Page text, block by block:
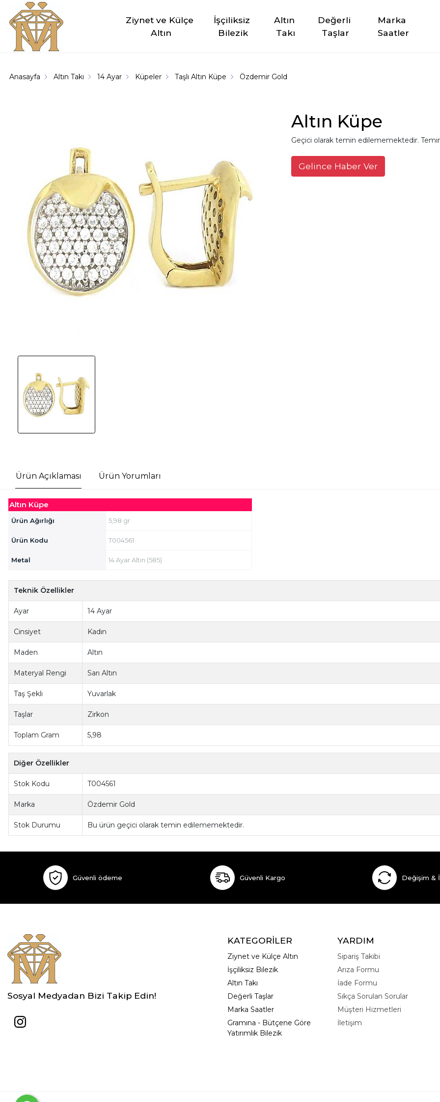
Ziynet ve Külçe
Altın
İşçiliksiz
Bilezik
Altın
Takı
Değerli
Taşlar
Marka
Saatler
Anasayfa Altın Takı 14 Ayar Küpeler Taşlı Altın Küpe Özdemir Gold
Altın Küpe
Geçici olarak temin edilememektedir.
Gelince Haber Ver
Ürün Açıklaması Ürün Yorumları
Altın Küpe
Ürün Ağırlığı 5,98 gr
Ürün Kodu T004561
Metal 14 Ayar Altın (585)
Teknik Özellikler
Ayar 14 Ayar
Cinsiyet Kadın
Maden Altın
Materyal Rengi Sarı Altın
Taş Şekli Yuvarlak
Taşlar Zirkon
Toplam Gram 5,98
Diğer Özellikler
Stok Kodu T004561
Marka Özdemir Gold
Stok Durumu Bu ürün geçici olarak temin edilememektedir.
Güvenli ödeme Güvenli Kargo Değişim &
Sosyal Medyadan Bizi Takip Edin!
KATEGORİLER
Ziynet ve Külçe Altın
İşçiliksiz Bilezik
Altın Takı
Değerli Taşlar
Marka Saatler
Gramına - Bütçene Göre
Yatırımlık Bilezik
YARDIM
Sipariş Takibi
Arıza Formu
İade Formu
Sıkça Sorulan Sorular
Müşteri Hizmetleri
İletişim